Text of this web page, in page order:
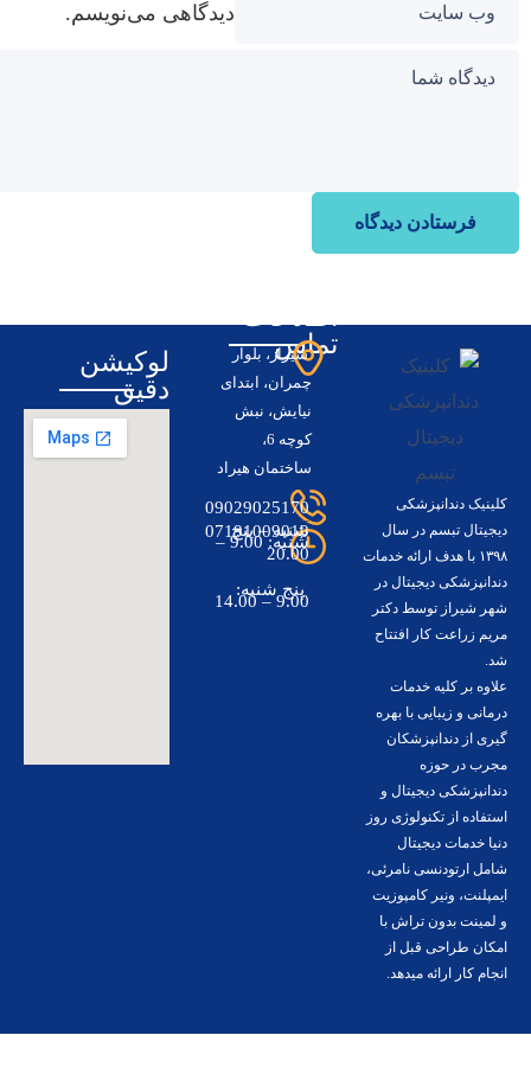
دیدگاهی می‌نویسم.
کلینیک دندانپزشکی
دیجیتال تبسم در سال
۱۳۹۸ با هدف ارائه خدمات
دندانپزشکی دیجیتال در
شهر شیراز توسط دکتر
مریم زراعت کار افتتاح
شد.
علاوه بر کلیه خدمات
درمانی و زیبایی با بهره
گیری از دندانپزشکان
مجرب در حوزه
دندانپزشکی دیجیتال و
استفاده از تکنولوژی روز
دنیا خدمات دیجیتال
شامل ارتودنسی نامرئی،
ایمپلنت، ونیر کامپوزیت
و لمینت بدون تراش با
امکان طراحی قبل از
انجام کار ارائه میدهد.
اطلاعات
تماس
شیراز، بلوار
چمران، ابتدای
نیایش، نبش
کوچه 6،
ساختمان هیراد
09029025170
–
07191009019
شنبه – پنج
شنبه: 9.00 –
20.00
پنج شنبه:
9.00 – 14.00
لوکیشن
دقیق